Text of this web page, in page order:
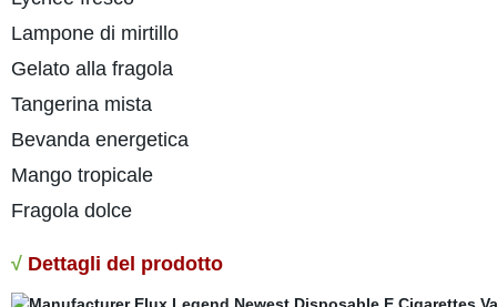
Lampone di mirtillo
Gelato alla fragola
Tangerina mista
Bevanda energetica
Mango tropicale
Fragola dolce
√Dettagli del prodotto